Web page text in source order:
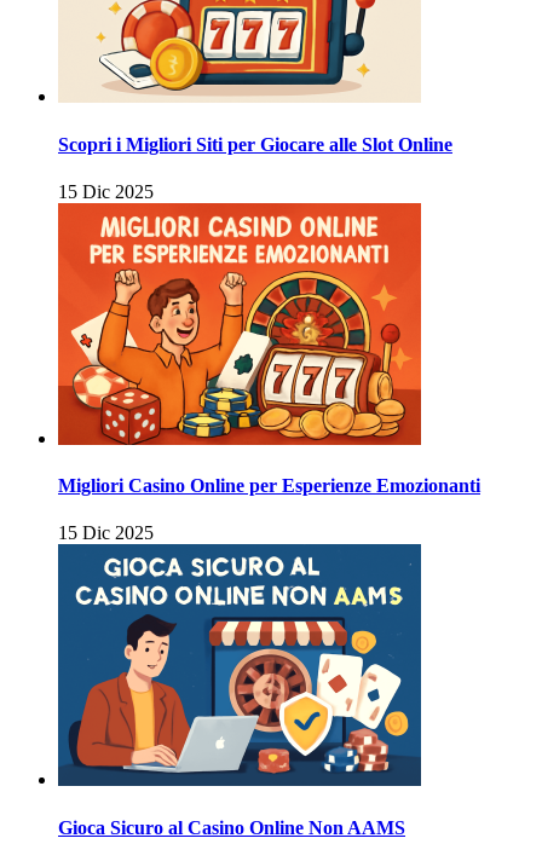
Scopri i Migliori Siti per Giocare alle Slot Online
15 Dic 2025
Migliori Casino Online per Esperienze Emozionanti
15 Dic 2025
Gioca Sicuro al Casino Online Non AAMS